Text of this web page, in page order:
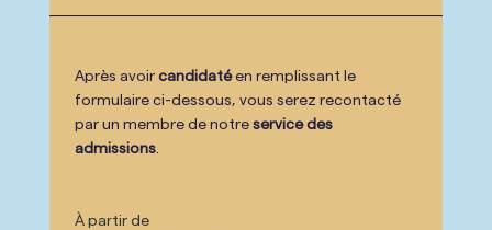
Après avoir candidatéen remplissant le
formulaire ci-dessous, vous serez recontacté
par un membre de notre service des
admissions.
À partir de